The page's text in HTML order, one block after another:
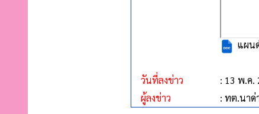
แผน
วันที่ลงข่าว
: 13 พ.ค.
ผู้ลงข่าว
: ทต.นาด่